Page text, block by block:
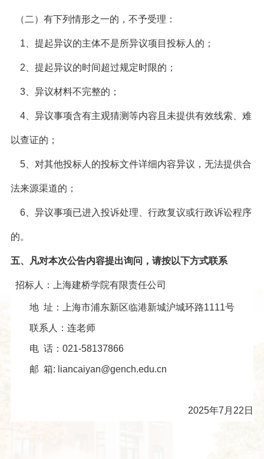
（二）有下列情形之一的，不予受理：
1 、提起异议的主体不是所异议项目投标人的；
2 、提起异议的时间超过规定时限的；
3、异议材料不完整的；
4、异议事项含有主观猜测等内容且未提供有效线索、难
以查证的；
5、对其他投标人的投标文件详细内容异议，无法提供合
法来源渠道的；
6、异议事项已进入投诉处理、行政复议或行政诉讼程序
的。
五、凡对本次公告内容提出询问，请按以下方式联系
招标人：上海建桥学院有限责任公司
地 址：上海市浦东新区临港新城沪城环路1111号
联系人：连老师
电 话： 021-58137866
邮 箱: liancaiyan@gench.edu.cn
2025年7月22日